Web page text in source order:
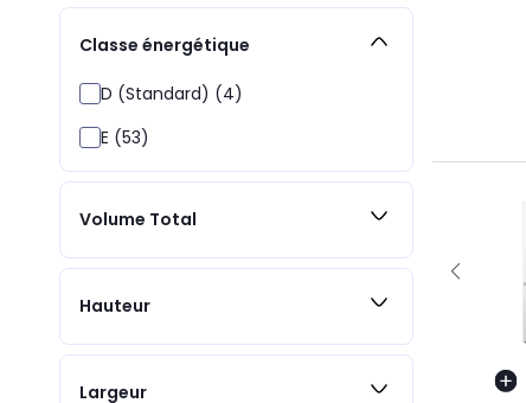
Classe énergétique
D (Standard) (4)
E (53)
Volume Total
Hauteur
Largeur